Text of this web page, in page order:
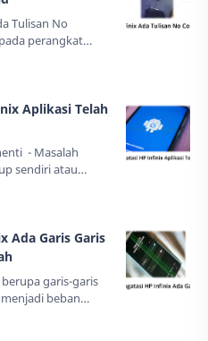
Tulisan No
perangkat
tiba-tiba dan
Salah satu
Aplikasi Telah
- Masalah
sendiri atau
menjadi
Infinix. Kondisi…
Ada Garis Garis
garis-garis
beban
Masalah ini
pera…